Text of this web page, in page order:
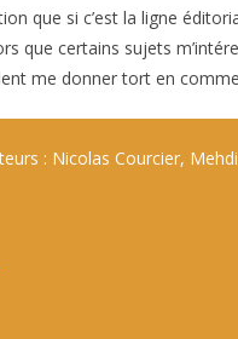
que si c’est la ligne
que certains sujets
me donner tort en
: Nicolas Courcier,